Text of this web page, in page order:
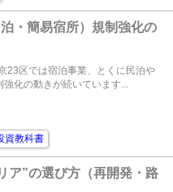
・簡易宿所）規制強化の
23区では宿泊事業、とくに民泊や
化の動きが続いています...
資教科書
ア”の選び方（再開発・路